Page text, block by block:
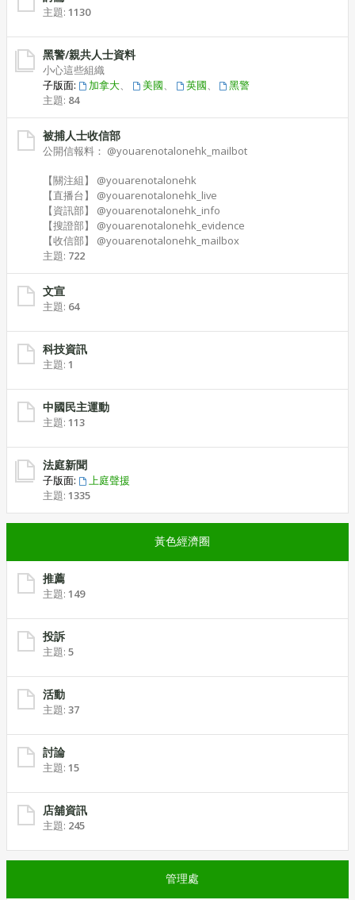
主題: 1130
黑警/親共人士資料
小心這些組織
子版面:
加拿大、 美國、 英國、
黑警
主題: 84
被捕人士收信部
公開信報料： @youarenotalonehk_mailbot
【關注組】 @youarenotalonehk
【直播台】 @youarenotalonehk_live
【資訊部】 @youarenotalonehk_info
【搜證部】 @youarenotalonehk_evidence
【收信部】 @youarenotalonehk_mailbox
主題: 722
文宣
主題: 64
科技資訊
主題: 1
中國民主運動
主題: 113
法庭新聞
子版面:
上庭聲援
主題: 1335
黃色經濟圈
推薦
主題: 149
投訴
主題: 5
活動
主題: 37
討論
主題: 15
店舖資訊
主題: 245
管理處